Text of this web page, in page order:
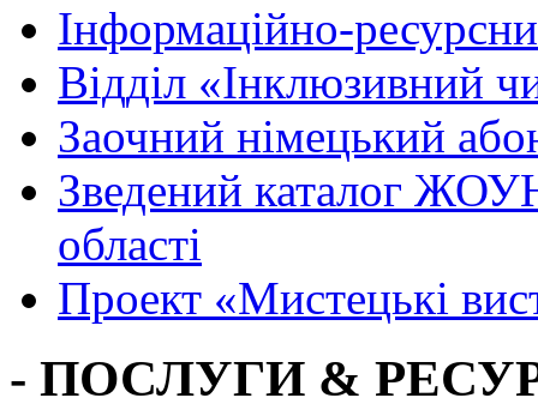
Інформаційно-
Вiддiл «Інклюзивний
Заочний німецький
Зведений каталог
області
Проект «Мистецькі
- ПОСЛУГИ &